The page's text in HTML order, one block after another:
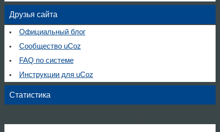
Друзья сайта
Официальный блог
Сообщество uCoz
FAQ по системе
Инструкции для uCoz
Статистика